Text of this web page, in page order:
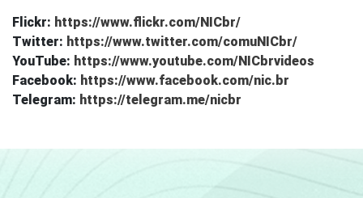
Flickr: https://www.flickr.com/NICbr/
Twitter: https://www.twitter.com/comuNICbr/
YouTube: https://www.youtube.com/NICbrvideos
Facebook: https://www.facebook.com/nic.br
Telegram: https://telegram.me/nicbr